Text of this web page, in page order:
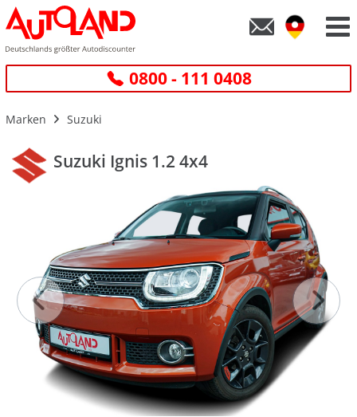
0800 - 111 0408
Marken Suzuki
Suzuki Ignis 1.2 4x4